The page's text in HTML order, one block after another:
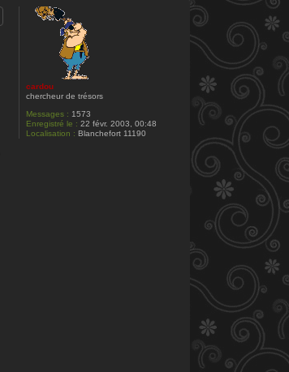
r
s
o
p
h
i
a
i
m
a
u
cardou
chercheur de trésors
Messages : 1573
Enregistré le : 22 févr. 2003, 00:48
Localisation : Blanchefort 11190